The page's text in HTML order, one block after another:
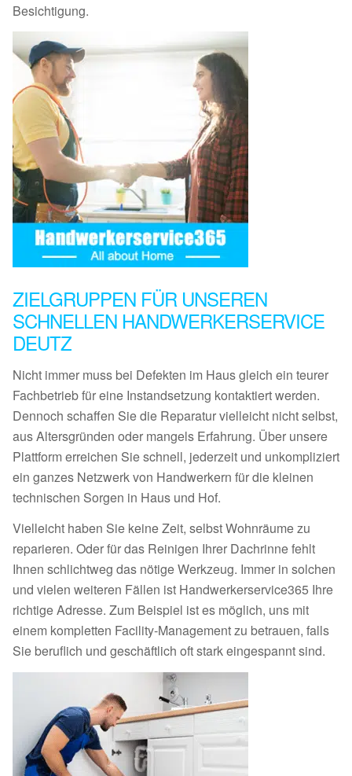
Besichtigung.
ZIELGRUPPEN FÜR UNSEREN
SCHNELLEN HANDWERKERSERVICE
DEUTZ
Nicht immer muss bei Defekten im Haus gleich ein teurer
Fachbetrieb für eine Instandsetzung kontaktiert werden.
Dennoch schaffen Sie die Reparatur vielleicht nicht selbst,
aus Altersgründen oder mangels Erfahrung. Über unsere
Plattform erreichen Sie schnell, jederzeit und unkompliziert
ein ganzes Netzwerk von Handwerkern für die kleinen
technischen Sorgen in Haus und Hof.
Vielleicht haben Sie keine Zeit, selbst Wohnräume zu
reparieren. Oder für das Reinigen Ihrer Dachrinne fehlt
Ihnen schlichtweg das nötige Werkzeug. Immer in solchen
und vielen weiteren Fällen ist Handwerkerservice365 Ihre
richtige Adresse. Zum Beispiel ist es möglich, uns mit
einem kompletten Facility-Management zu betrauen, falls
Sie beruflich und geschäftlich oft stark eingespannt sind.